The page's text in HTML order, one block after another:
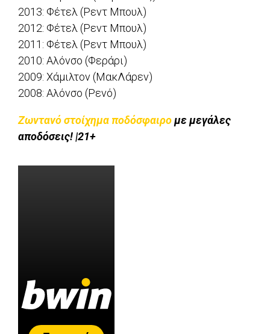
2013: Φέτελ (Ρεντ Μπουλ)
2012: Φέτελ (Ρεντ Μπουλ)
2011: Φέτελ (Ρεντ Μπουλ)
2010: Αλόνσο (Φεράρι)
2009: Χάμιλτον (ΜακΛάρεν)
2008: Αλόνσο (Ρενό)
Ζωντανό στοίχημα ποδόσφαιρομε μεγάλες
αποδόσεις! |21+